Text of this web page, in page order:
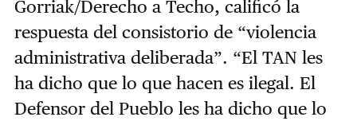
Gorriak/Derecho a Techo, calificó la
respuesta del consistorio de “violencia
administrativa deliberada”. “El TAN les
ha dicho que lo que hacen es ilegal. El
Defensor del Pueblo les ha dicho que lo